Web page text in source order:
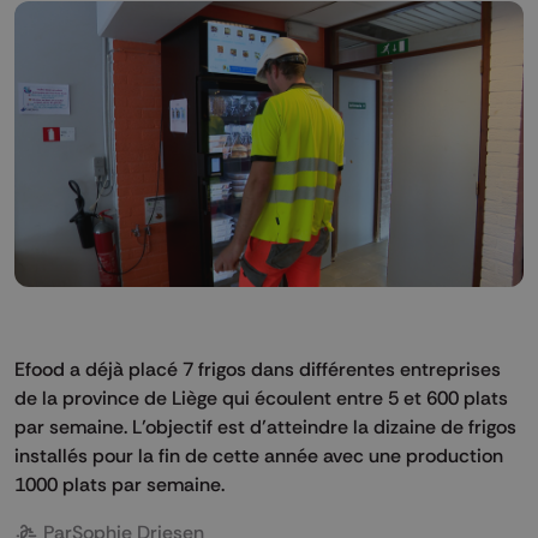
Efood a déjà placé 7 frigos dans différentes entreprises
de la province de Liège qui écoulent entre 5 et 600 plats
par semaine. L’objectif est d’atteindre la dizaine de frigos
installés pour la fin de cette année avec une production
1000 plats par semaine.
ParSophie Driesen